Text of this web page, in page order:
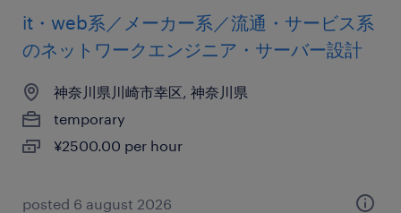
it・web系／メーカー系／流通・サービス系
のネットワークエンジニア・サーバー設計
神奈川県川崎市幸区, 神奈川県
temporary
¥2500.00 per hour
posted 6 august 2026